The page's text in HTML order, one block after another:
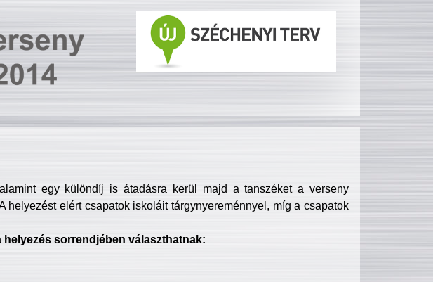
egy különdíj is átadásra kerül majd a tanszéket a verseny
helyezést elért csapatok iskoláit tárgynyereménnyel, míg a csapatok
sorrendjében választhatnak: